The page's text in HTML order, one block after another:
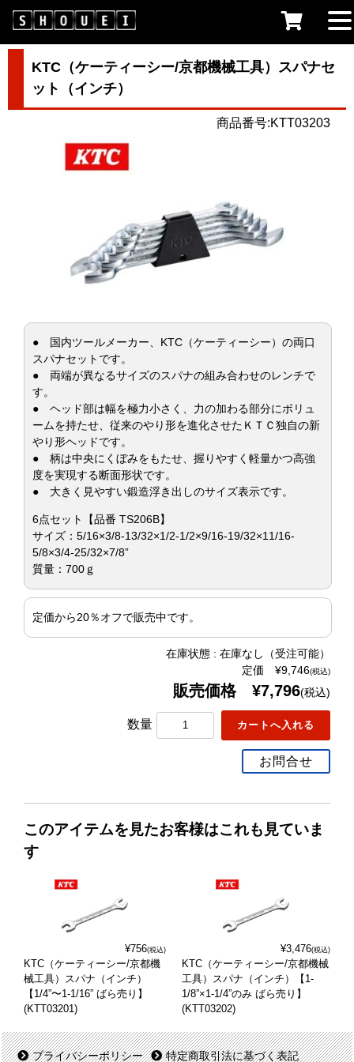
KTC（ケーティーシー/京都機械工具）スパナセ
ット（インチ）
商品番号:KTT03203
● 国内ツールメーカー、KTC（ケーティーシー）の両口
スパナセットです。
● 両端が異なるサイズのスパナの組み合わせのレンチで
す。
● ヘッド部は幅を極力小さく、力の加わる部分にボリュ
ームを持たせ、従来のやり形を進化させたＫＴＣ独自の新
やり形ヘッドです。
● 柄は中央にくぼみをもたせ、握りやすく軽量かつ高強
度を実現する断面形状です。
● 大きく見やすい鍛造浮き出しのサイズ表示です。
6点セット【品番 TS206B】
サイズ：5/16×3/8-13/32×1/2-1/2×9/16-19/32×11/16-
5/8×3/4-25/32×7/8”
質量：700ｇ
定価から20％オフで販売中です。
在庫状態 : 在庫なし（受注可能）
定価 ¥9,746(税込)
販売価格 ¥7,796(税込)
数量
お問合せ
このアイテムを見たお客様はこれも見ていま
す
¥756(税込)
KTC（ケーティーシー/京都機
械工具）スパナ（インチ）
【1/4”〜1-1/16” ばら売り】
(KTT03201)
¥3,476(税込)
KTC（ケーティーシー/京都機械
工具）スパナ（インチ）【1-
1/8”×1-1/4”のみ ばら売り】
(KTT03202)
プライバシーポリシー 特定商取引法に基づく表記